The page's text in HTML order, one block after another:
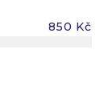
850 Kč